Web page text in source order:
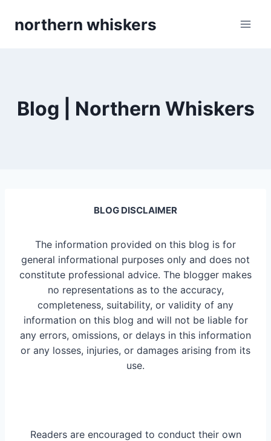
northern whiskers
Blog | Northern Whiskers
BLOG DISCLAIMER
The information provided on this blog is for
general informational purposes only and does not
constitute professional advice. The blogger makes
no representations as to the accuracy,
completeness, suitability, or validity of any
information on this blog and will not be liable for
any errors, omissions, or delays in this information
or any losses, injuries, or damages arising from its
use.
Readers are encouraged to conduct their own